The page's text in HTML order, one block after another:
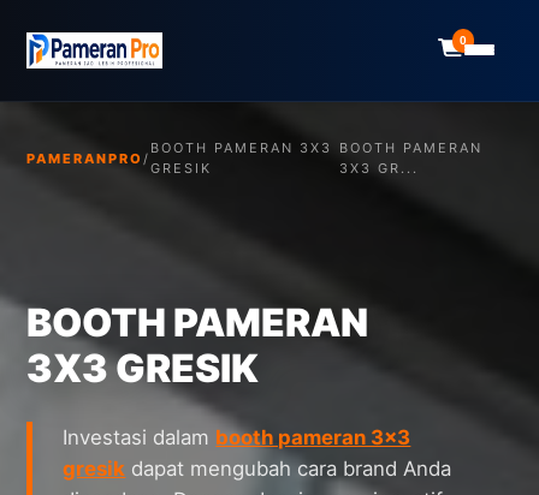
0
PAMERANPRO /
BOOTH PAMERAN 3X3
GRESIK
BOOTH PAMERAN
3X3 GR...
BOOTH PAMERAN
3X3 GRESIK
Investasi dalam booth pameran 3x3
gresik dapat mengubah cara brand Anda